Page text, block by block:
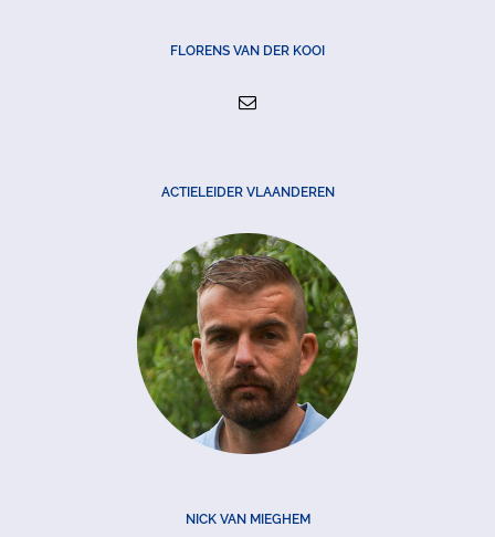
FLORENS VAN DER KOOI
ACTIELEIDER VLAANDEREN
NICK VAN MIEGHEM